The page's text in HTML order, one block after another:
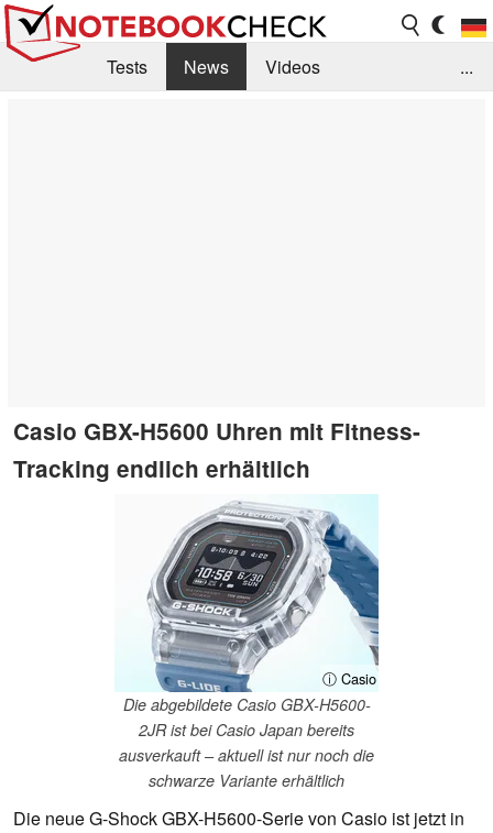
Tests News
Videos
...
Casio GBX-H5600 Uhren mit Fitness-
Tracking endlich erhältlich
ⓘ Casio
Die abgebildete Casio GBX-H5600-
2JR ist bei Casio Japan bereits
ausverkauft – aktuell ist nur noch die
schwarze Variante erhältlich
Die neue G-Shock GBX-H5600-Serie von Casio ist jetzt in